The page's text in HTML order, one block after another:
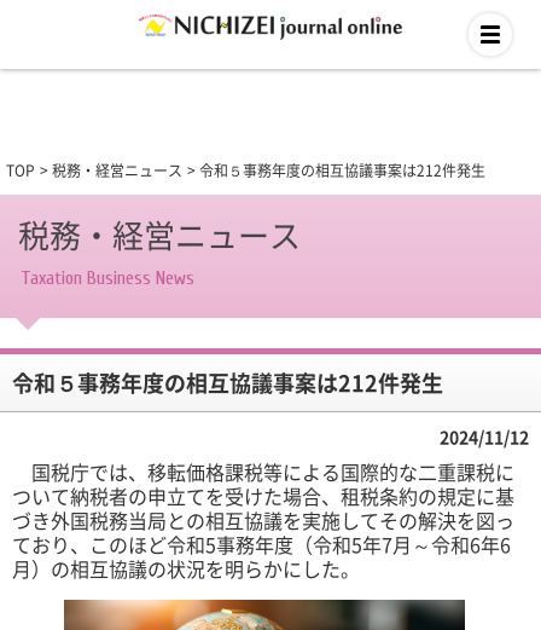
TOP 税務・経営ニュース 令和５事務年度の相互協議事案は212件発生
税務・経営ニュース
Taxation Business News
令和５事務年度の相互協議事案は212件発生
2024/11/12
国税庁では、移転価格課税等による国際的な二重課税に
ついて納税者の申立てを受けた場合、租税条約の規定に基
づき外国税務当局との相互協議を実施してその解決を図っ
ており、このほど令和5事務年度（令和5年7月～令和6年6
月）の相互協議の状況を明らかにした。